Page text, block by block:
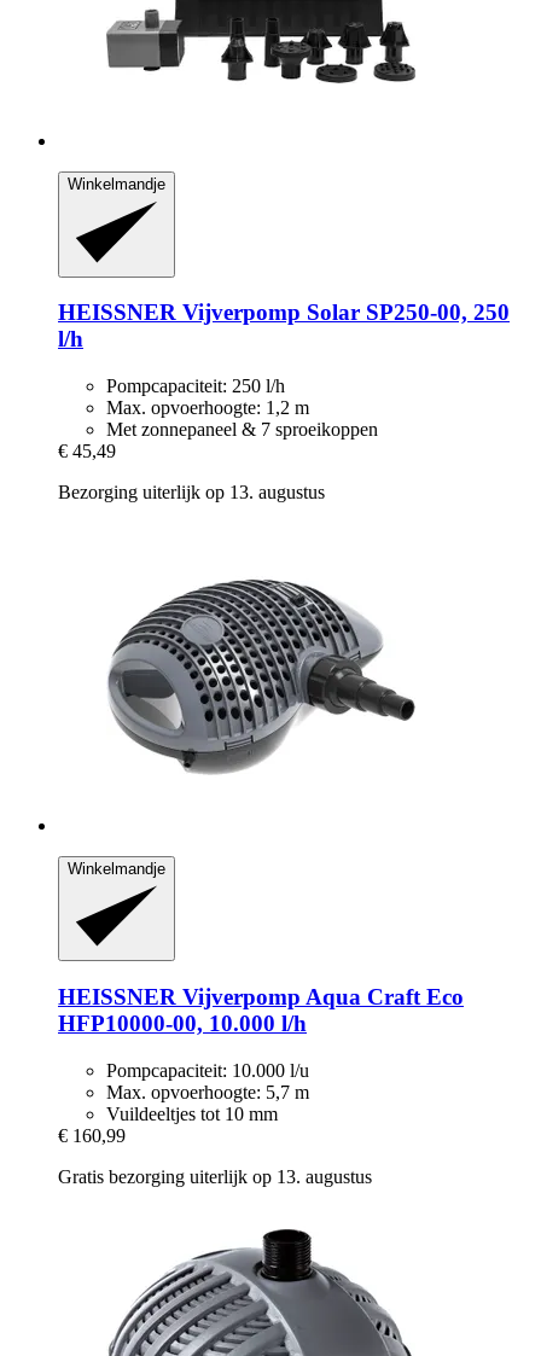
Winkelmandje
HEISSNER Vijverpomp Solar SP250-​00, 250
l/h
Pompcapaciteit: 250 l/h
Max. opvoerhoogte: 1,2 m
Met zonnepaneel & 7 sproeikoppen
€ 45,49
Bezorging uiterlijk op 13. augustus
Winkelmandje
HEISSNER Vijverpomp Aqua Craft Eco
HFP10000-​00, 10.000 l/h
Pompcapaciteit: 10.000 l/u
Max. opvoerhoogte: 5,7 m
Vuildeeltjes tot 10 mm
€ 160,99
Gratis bezorging uiterlijk op 13. augustus